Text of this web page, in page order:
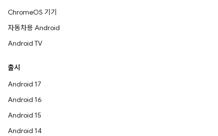
ChromeOS 기기
자동차용 Android
Android TV
출시
Android 17
Android 16
Android 15
Android 14